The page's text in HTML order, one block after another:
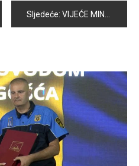
Sljedeće: VIJEĆE MINISTARA BIH ODOBRILO 200.000 KM ZA IZGRADNJU KRUŽNOG TOKA U VOGOŠĆI